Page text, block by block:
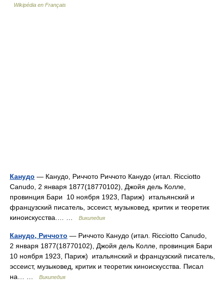
Wikipédia en Français
Канудо — Канудо, Риччото Риччото Канудо (итал. Ricciotto
Canudo, 2 января 1877(18770102), Джойя дель Колле,
провинция Бари 10 ноября 1923, Париж) итальянский и
французский писатель, эссеист, музыковед, критик и теоретик
киноискусства.… …
Википедия
Канудо, Риччото — Риччото Канудо (итал. Ricciotto Canudo,
2 января 1877(18770102), Джойя дель Колле, провинция Бари
10 ноября 1923, Париж) итальянский и французский писатель,
эссеист, музыковед, критик и теоретик киноискусства. Писал
на… …
Википедия